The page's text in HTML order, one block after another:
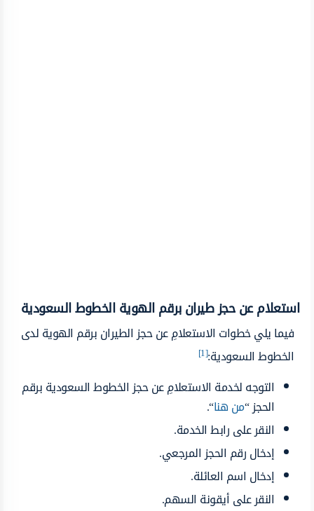
استعلام عن حجز طيران برقم الهوية الخطوط السعودية
فيما يلي خطوات الاستعلامِ عن حجز الطيران برقم الهوية لدى
الخطوط السعودية:[1]
التوجه لخدمة الاستعلامِ عن حجز الخطوط السعودية برقم
الحجز “من هنا“.
النقر على رابط الخدمة.
إدخال رقم الحجز المرجعي.
إدخال اسم العائلة.
النقر على أيقونة السهم.